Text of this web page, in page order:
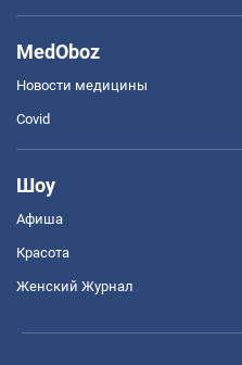
MedOboz
Новости медицины
Covid
Шоу
Афиша
Красота
Женский Журнал